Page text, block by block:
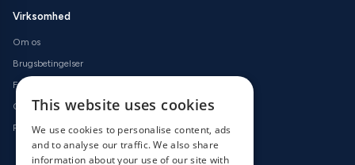
Virksomhed
Om os
Brugsbetingelser
Fortrolighedspolitik
Cookiepolitik
Returpolitik
This website uses cookies
We use cookies to personalise content, ads
and to analyse our traffic. We also share
information about your use of our site with